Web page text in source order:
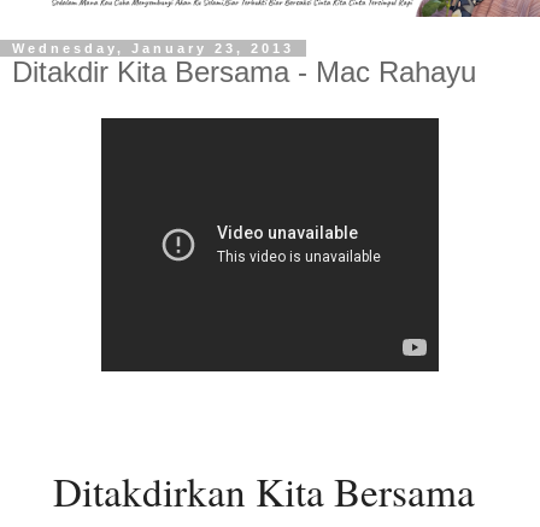
Wednesday, January 23, 2013
Ditakdir Kita Bersama - Mac Rahayu
Ditakdirkan Kita Bersama